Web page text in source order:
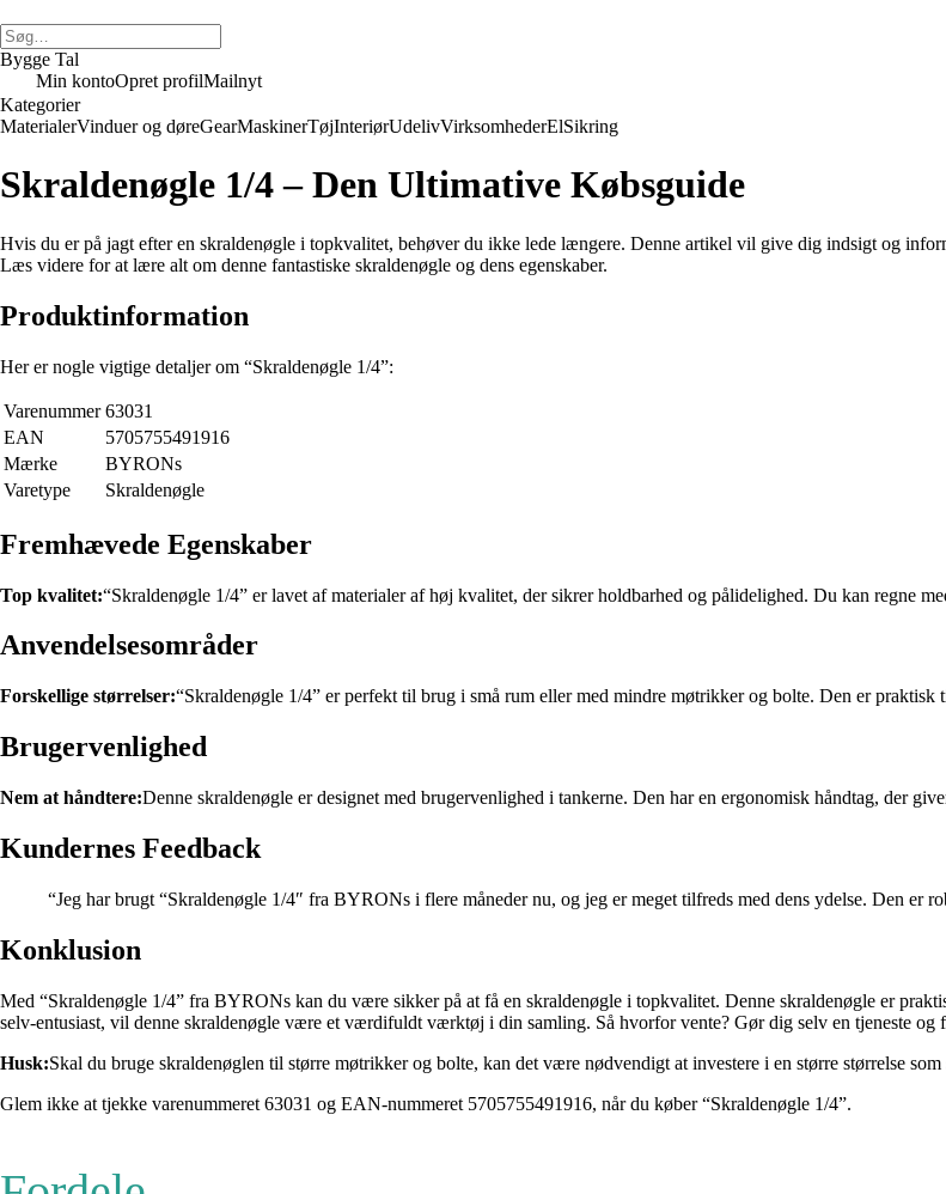
Bygge Tal
Min kontoOpret profilMailnyt
Kategorier
MaterialerVinduer og døreGearMaskinerTøjInteriørUdelivVirksomhederElSikring
Skraldenøgle 1/4 – Den Ultimative Købsguide
Hvis du er på jagt efter en skraldenøgle i topkvalitet, behøver du ikke lede længere. Denne artikel vil give dig indsigt og
Læs videre for at lære alt om denne fantastiske skraldenøgle og dens egenskaber.
Produktinformation
Her er nogle vigtige detaljer om “Skraldenøgle 1/4”:
Varenummer 63031
EAN
5705755491916
Mærke
BYRONs
Varetype
Skraldenøgle
Fremhævede Egenskaber
Top kvalitet:“Skraldenøgle 1/4” er lavet af materialer af høj kvalitet, der sikrer holdbarhed og pålidelighed. Du kan regne
Anvendelsesområder
Forskellige størrelser:“Skraldenøgle 1/4” er perfekt til brug i små rum eller med mindre møtrikker og bolte. Den er
Brugervenlighed
Nem at håndtere:Denne skraldenøgle er designet med brugervenlighed i tankerne. Den har en ergonomisk håndtag, der
Kundernes Feedback
“Jeg har brugt “Skraldenøgle 1/4″ fra BYRONs i flere måneder nu, og jeg er meget tilfreds med dens ydelse. Den er
Konklusion
Med “Skraldenøgle 1/4” fra BYRONs kan du være sikker på at få en skraldenøgle i topkvalitet. Denne skraldenøgle er
selv-entusiast, vil denne skraldenøgle være et værdifuldt værktøj i din samling. Så hvorfor vente? Gør dig selv en tjeneste og
Husk:Skal du bruge skraldenøglen til større møtrikker og bolte, kan det være nødvendigt at investere i en større størrelse som
Glem ikke at tjekke varenummeret 63031 og EAN-nummeret 5705755491916, når du køber “Skraldenøgle 1/4”.